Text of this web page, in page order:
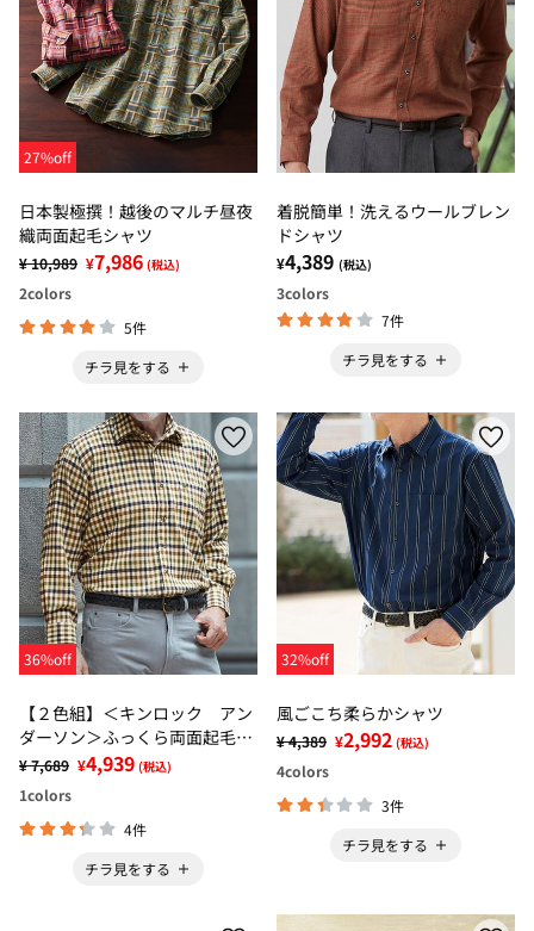
27%off
日本製極撰！越後のマルチ昼夜
織両面起毛シャツ
¥ 10,989 ¥7,986 (税込)
2colors
5件
チラ見をする
着脱簡単！洗えるウールブレン
ドシャツ
¥4,389 (税込)
3colors
7件
チラ見をする
36%off
【２色組】＜キンロック アン
ダーソン＞ふっくら両面起毛ら
くらくシャツ
¥ 7,689 ¥4,939 (税込)
1colors
4件
チラ見をする
32%off
風ごこち柔らかシャツ
¥ 4,389 ¥2,992 (税込)
4colors
3件
チラ見をする